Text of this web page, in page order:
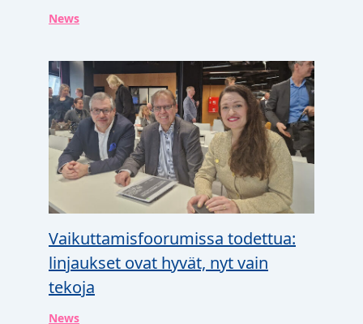
News
Vaikuttamisfoorumissa todettua:
linjaukset ovat hyvät, nyt vain
tekoja
News